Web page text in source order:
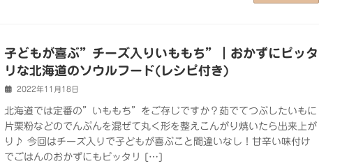
子どもが喜ぶ”チーズ入りいももち”｜おかずにピッタ
リな北海道のソウルフード(レシピ付き)
2022年11月18日
北海道では定番の”いももち”をご存じですか？茹でてつぶしたいもに
片栗粉などのでんぷんを混ぜて丸く形を整えこんがり焼いたら出来上が
り♪ 今回はチーズ入りで子どもが喜ぶこと間違いなし！甘辛い味付け
でごはんのおかずにもピッタリ […]